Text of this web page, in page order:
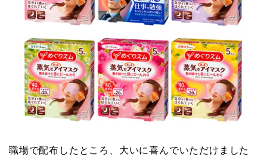
職場で配布したところ、大いに喜んでいただけました